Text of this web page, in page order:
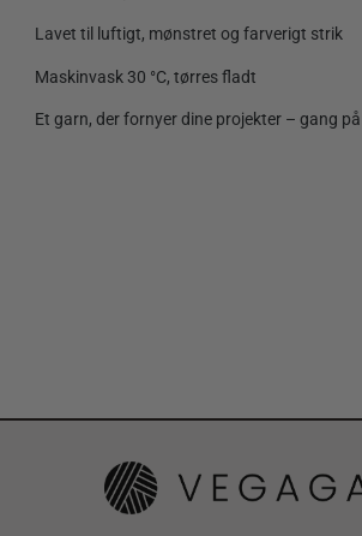
Lavet til luftigt, mønstret og farverigt strik
Maskinvask 30 °C, tørres fladt
Et garn, der fornyer dine projekter – gang